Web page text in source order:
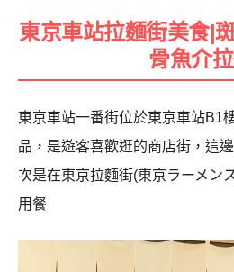
東京車站拉麵街美食|
骨魚介
東京車站一番街位於東京車站B1
品，是遊客喜歡逛的商店街，這
次是在東京拉麵街(東京ラーメン
用餐